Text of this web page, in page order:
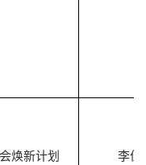
焕新计划 李佳